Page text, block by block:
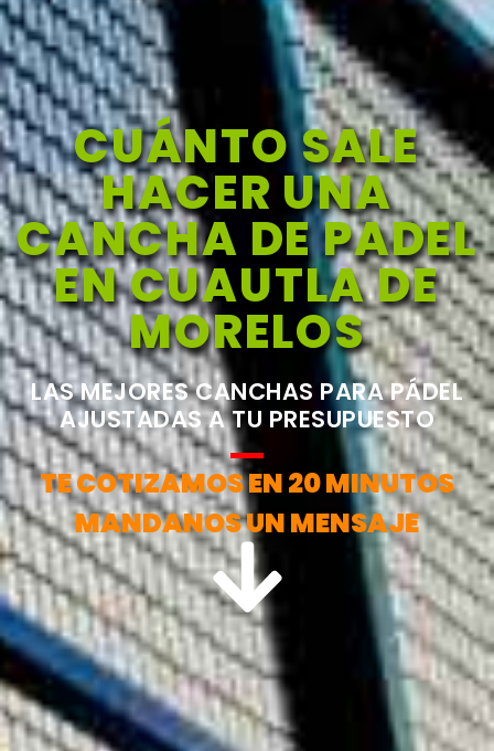
CUÁNTO SALE
HACER UNA
CANCHA DE PADEL
EN CUAUTLA DE
MORELOS
LAS MEJORES CANCHAS PARA PÁDEL
AJUSTADAS A TU PRESUPUESTO
TE COTIZAMOS EN 20 MINUTOS
MANDANOS UN MENSAJE